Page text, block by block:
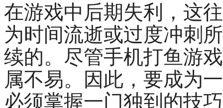
在游戏中后期失利，这
为时间流逝或过度冲刺
续的。尽管手机打鱼游
属不易。因此，要成为
必须掌握一门独到的技